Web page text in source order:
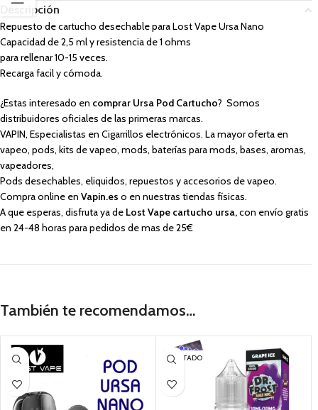
Descripción
Repuesto de cartucho desechable para Lost Vape Ursa Nano
Capacidad de 2,5 ml y resistencia de 1 ohms
para rellenar 10-15 veces.
Recarga facil y cómoda.
¿Estas interesado en comprar Ursa Pod Cartucho? Somos
distribuidores oficiales de las primeras marcas.
VAPIN, Especialistas en Cigarrillos electrónicos. La mayor oferta en
vapeo, pods, kits de vapeo, mods, baterías para mods, bases, aromas,
vapeadores,
Pods desechables, eliquidos, repuestos y accesorios de vapeo.
Compra online en Vapin.es o en nuestras tiendas físicas.
A que esperas, disfruta ya de Lost Vape cartucho ursa,con envío gratis
en 24-48 horas para pedidos de mas de 25€
También te recomendamos…
AGOTADO